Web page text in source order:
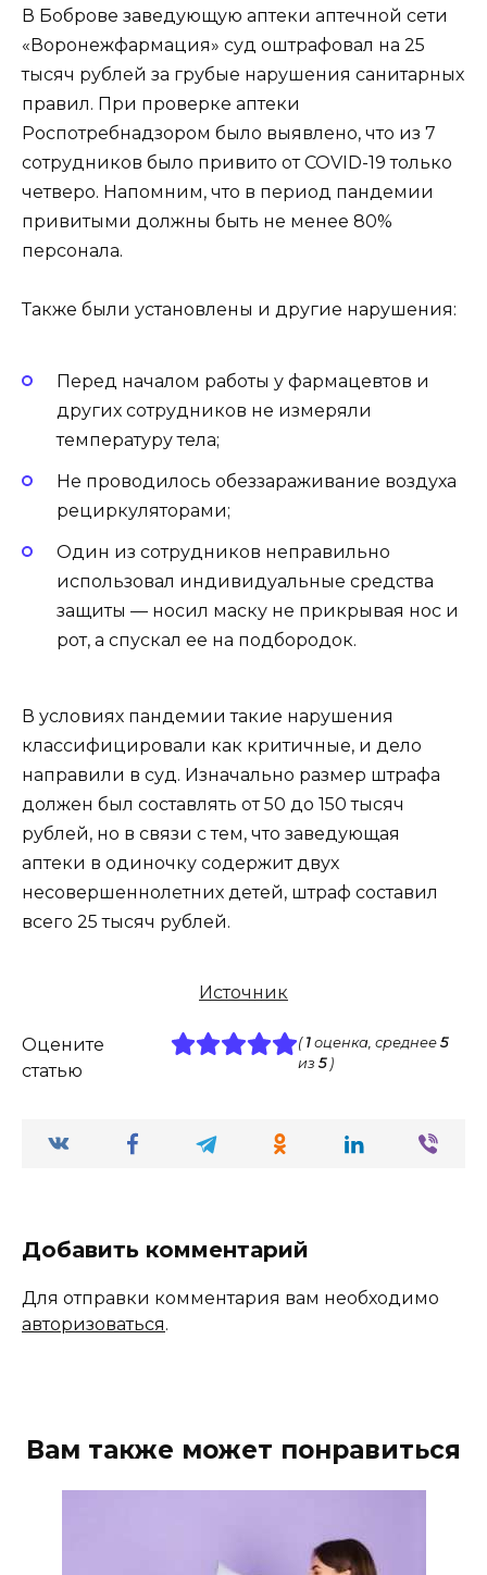
В Боброве заведующую аптеки аптечной сети
«Воронежфармация» суд оштрафовал на 25
тысяч рублей за грубые нарушения санитарных
правил. При проверке аптеки
Роспотребнадзором было выявлено, что из 7
сотрудников было привито от COVID-19 только
четверо. Напомним, что в период пандемии
привитыми должны быть не менее 80%
персонала.
Также были установлены и другие нарушения:
Перед началом работы у фармацевтов и
других сотрудников не измеряли
температуру тела;
Не проводилось обеззараживание воздуха
рециркуляторами;
Один из сотрудников неправильно
использовал индивидуальные средства
защиты — носил маску не прикрывая нос и
рот, а спускал ее на подбородок.
В условиях пандемии такие нарушения
классифицировали как критичные, и дело
направили в суд. Изначально размер штрафа
должен был составлять от 50 до 150 тысяч
рублей, но в связи с тем, что заведующая
аптеки в одиночку содержит двух
несовершеннолетних детей, штраф составил
всего 25 тысяч рублей.
Источник
Оцените
статью
( 1оценка, среднее 5
из 5)
Добавить комментарий
Для отправки комментария вам необходимо
авторизоваться.
Вам также может понравиться